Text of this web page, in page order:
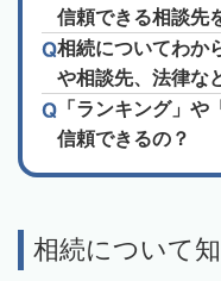
信頼できる相談先
相続についてわか
や相談先、法律な
「ランキング」
信頼できるの？
相続について